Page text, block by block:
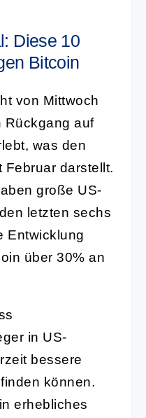
Diese 10
Bitcoin
von Mittwoch
Rückgang auf
was den
Februar darstellt.
große US-
letzten sechs
Entwicklung
über 30% an
in US-
bessere
können.
erhebliches